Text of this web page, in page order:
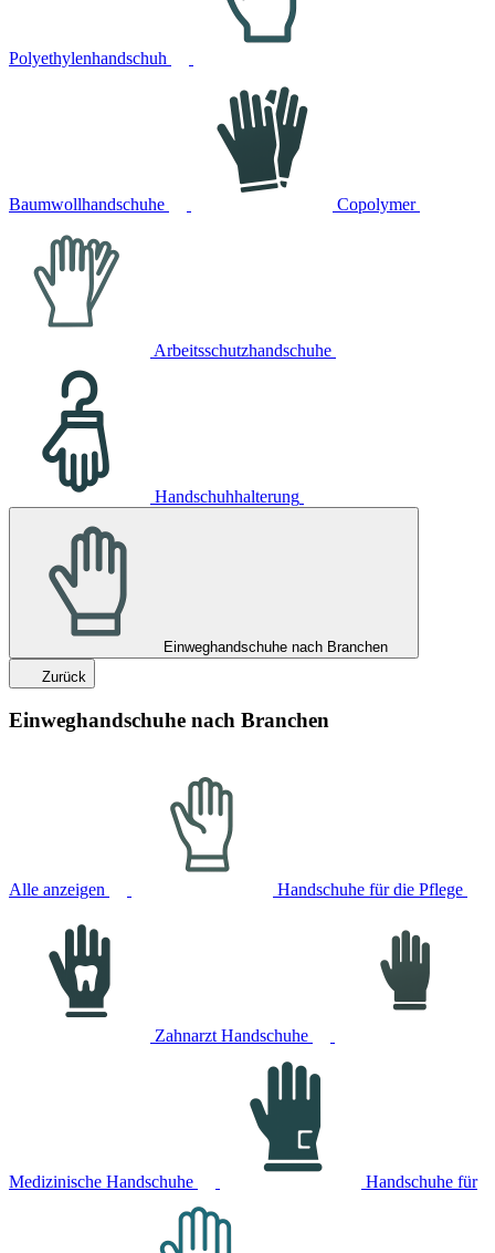
Polyethylenhandschuh
Baumwollhandschuhe Copolymer
Arbeitsschutzhandschuhe
Handschuhhalterung
Einweghandschuhe nach Branchen
Zurück
Einweghandschuhe nach Branchen
Alle anzeigen Handschuhe für die Pflege
Zahnarzt Handschuhe
Medizinische Handschuhe Handschuhe für